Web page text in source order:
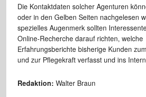
Die Kontaktdaten solcher Agenturen
oder in den Gelben Seiten nachgelesen
spezielles Augenmerk sollten
Online-Recherche darauf richten, welche
Erfahrungsberichte bisherige Kunden
und zur Pflegekraft verfasst und ins
Redaktion: Walter Braun